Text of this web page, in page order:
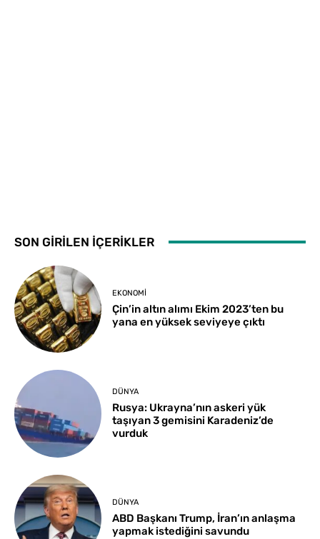
SON GİRİLEN İÇERİKLER
EKONOMI
Çin’in altın alımı Ekim 2023’ten bu
yana en yüksek seviyeye çıktı
DÜNYA
Rusya: Ukrayna’nın askeri yük
taşıyan 3 gemisini Karadeniz’de
vurduk
DÜNYA
ABD Başkanı Trump, İran’ın anlaşma
yapmak istediğini savundu